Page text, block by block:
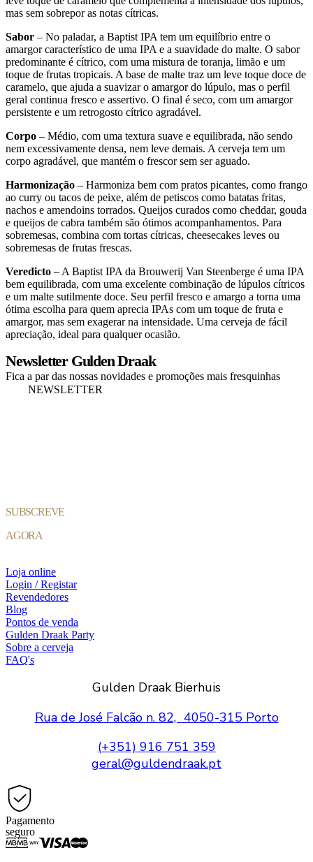
mas sem sobrepor as notas cítricas.
Sabor – No paladar, a Baptist IPA tem um equilíbrio entre o
amargor característico de uma IPA e a suavidade do malte. O sabor
predominante é cítrico, com uma mistura de toranja, limão e um
toque de frutas tropicais. A base de malte traz um leve toque doce de
caramelo, que ajuda a suavizar o amargor do lúpulo, mas o perfil
geral continua fresco e assertivo. O final é seco, com um amargor
persistente e um retrogosto cítrico agradável.
Corpo – Médio, com uma textura suave e equilibrada, não sendo
nem excessivamente densa, nem leve demais. A cerveja tem um
corpo agradável, que mantém o frescor sem ser aguado.
Harmonização – Harmoniza bem com pratos picantes, como frango
ao curry ou tacos de peixe, além de petiscos como batatas fritas,
nachos e amendoins torrados. Queijos curados como cheddar, gouda
e queijos de cabra também são ótimos acompanhamentos. Para
sobremesas, combina com tortas cítricas, cheesecakes leves ou
sobremesas de frutas frescas.
Veredicto – A Baptist IPA da Brouwerij Van Steenberge é uma IPA
bem equilibrada, com uma excelente combinação de lúpulos cítricos
e um malte sutilmente doce. Seu perfil fresco e amargo a torna uma
ótima escolha para quem aprecia IPAs com um toque de fruta e
amargor, mas sem exagerar na intensidade. Uma cerveja de fácil
apreciação, ideal para qualquer ocasião.
Newsletter Gulden Draak
Fica a par das nossas novidades e promoções mais fresquinhas
NEWSLETTER
SUBSCREVE
AGORA
Loja online
Login / Registar
Revendedores
Blog
Pontos de venda
Gulden Draak Party
Sobre a cerveja
FAQ's
Gulden Draak Bierhuis
Rua de José Falcão n. 82, 4050-315 Porto
(+351) 916 751 359
geral@guldendraak.pt
Pagamento
seguro